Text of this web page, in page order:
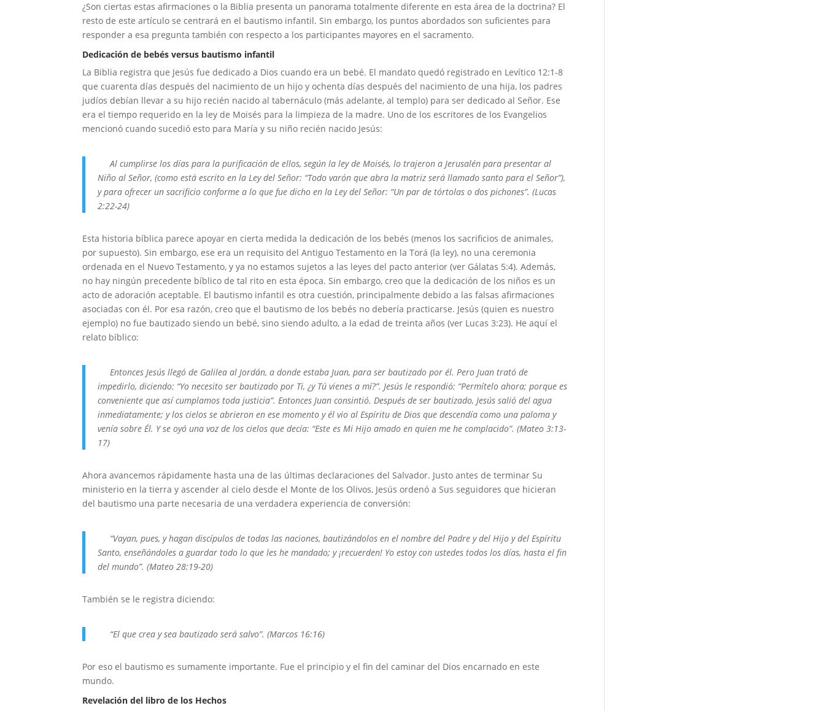
¿Son ciertas estas afirmaciones o la Biblia presenta un panorama totalmente diferente en esta área de la doctrina? El
resto de este artículo se centrará en el bautismo infantil. Sin embargo, los puntos abordados son suficientes para
responder a esa pregunta también con respecto a los participantes mayores en el sacramento.
Dedicación de bebés versus bautismo infantil
La Biblia registra que Jesús fue dedicado a Dios cuando era un bebé. El mandato quedó registrado en Levítico 12:1-8
que cuarenta días después del nacimiento de un hijo y ochenta días después del nacimiento de una hija, los padres
judíos debían llevar a su hijo recién nacido al tabernáculo (más adelante, al templo) para ser dedicado al Señor. Ese
era el tiempo requerido en la ley de Moisés para la limpieza de la madre. Uno de los escritores de los Evangelios
mencionó cuando sucedió esto para María y su niño recién nacido Jesús:
Al cumplirse los días para la purificación de ellos, según la ley de Moisés, lo trajeron a Jerusalén para presentar al
Niño al Señor, (como está escrito en la Ley del Señor: “Todo varón que abra la matriz será llamado santo para el Señor”),
y para ofrecer un sacrificio conforme a lo que fue dicho en la Ley del Señor: “Un par de tórtolas o dos pichones”. (Lucas
2:22-24)
Esta historia bíblica parece apoyar en cierta medida la dedicación de los bebés (menos los sacrificios de animales,
por supuesto). Sin embargo, ese era un requisito del Antiguo Testamento en la Torá (la ley), no una ceremonia
ordenada en el Nuevo Testamento, y ya no estamos sujetos a las leyes del pacto anterior (ver Gálatas 5:4). Además,
no hay ningún precedente bíblico de tal rito en esta época. Sin embargo, creo que la dedicación de los niños es un
acto de adoración aceptable. El bautismo infantil es otra cuestión, principalmente debido a las falsas afirmaciones
asociadas con él. Por esa razón, creo que el bautismo de los bebés no debería practicarse. Jesús (quien es nuestro
ejemplo) no fue bautizado siendo un bebé, sino siendo adulto, a la edad de treinta años (ver Lucas 3:23). He aquí el
relato bíblico:
Entonces Jesús llegó de Galilea al Jordán, a donde estaba Juan, para ser bautizado por él. Pero Juan trató de
impedirlo, diciendo: “Yo necesito ser bautizado por Ti, ¿y Tú vienes a mí?”. Jesús le respondió: “Permítelo ahora; porque es
conveniente que así cumplamos toda justicia”. Entonces Juan consintió. Después de ser bautizado, Jesús salió del agua
inmediatamente; y los cielos se abrieron en ese momento y él vio al Espíritu de Dios que descendía como una paloma y
venía sobre Él. Y se oyó una voz de los cielos que decía: “Este es Mi Hijo amado en quien me he complacido”. (Mateo 3:13-
17)
Ahora avancemos rápidamente hasta una de las últimas declaraciones del Salvador. Justo antes de terminar Su
ministerio en la tierra y ascender al cielo desde el Monte de los Olivos, Jesús ordenó a Sus seguidores que hicieran
del bautismo una parte necesaria de una verdadera experiencia de conversión:
“Vayan, pues, y hagan discípulos de todas las naciones, bautizándolos en el nombre del Padre y del Hijo y del Espíritu
Santo, enseñándoles a guardar todo lo que les he mandado; y ¡recuerden! Yo estoy con ustedes todos los días, hasta el fin
del mundo”. (Mateo 28:19-20)
También se le registra diciendo:
“El que crea y sea bautizado será salvo”. (Marcos 16:16)
Por eso el bautismo es sumamente importante. Fue el principio y el fin del caminar del Dios encarnado en este
mundo.
Revelación del libro de los Hechos